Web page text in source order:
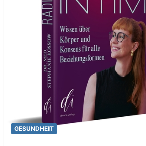
GESUNDHEIT